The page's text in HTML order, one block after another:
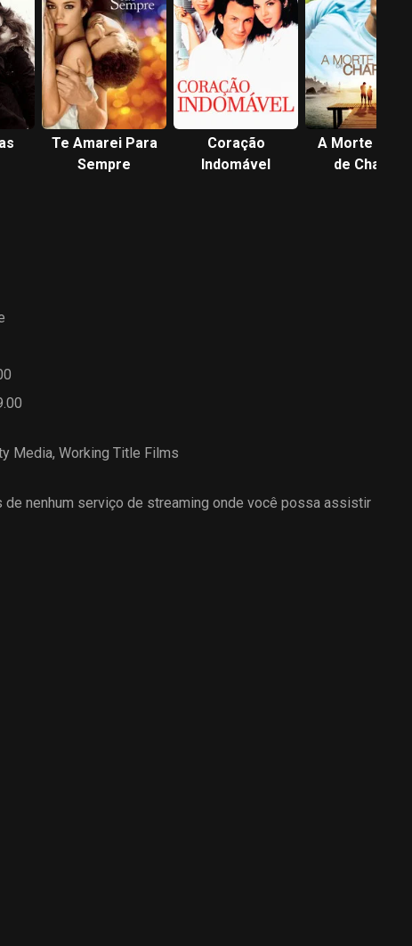
Te Amarei Para
Sempre
Coração
Indomável
A Morte e
de Charlie
Media, Working Title Films
de nenhum serviço de streaming onde você possa assistir